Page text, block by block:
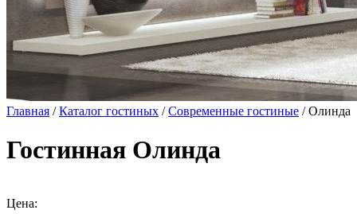
Главная /Каталог гостиных /Современные гостиные / Олинда
Гостинная Олинда
Цена: